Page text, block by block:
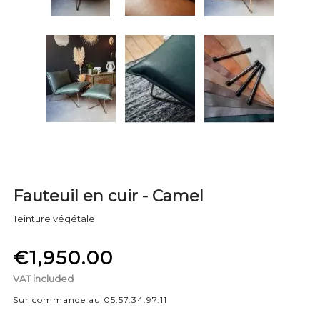
Fauteuil en cuir - Camel
Teinture végétale
€1,950.00
VAT included
Sur commande au 05.57.34.97.11